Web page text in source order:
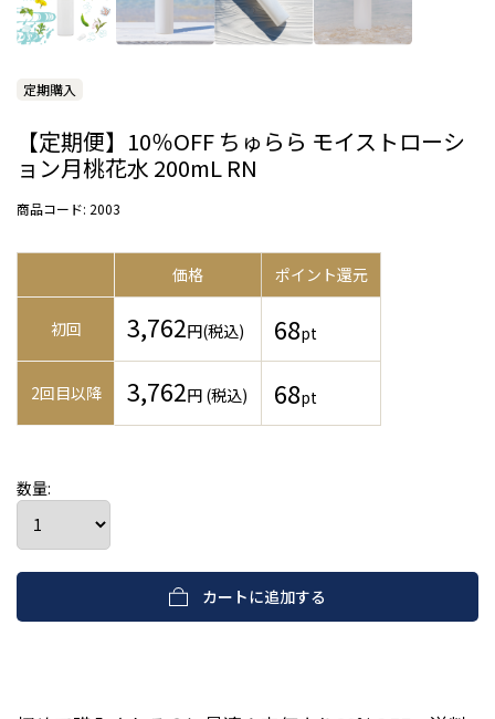
定期購入
【定期便】10％OFF ちゅらら モイストローシ
ョン月桃花水 200mL RN
商品コード: 2003
価格 ポイント還元
初回 3,762円(税込) 68pt
2回目以降 3,762円 (税込) 68pt
数量:
カートに追加する